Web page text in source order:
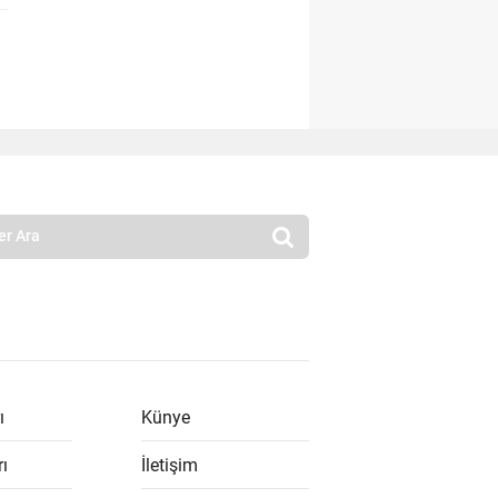
Künye
İletişim